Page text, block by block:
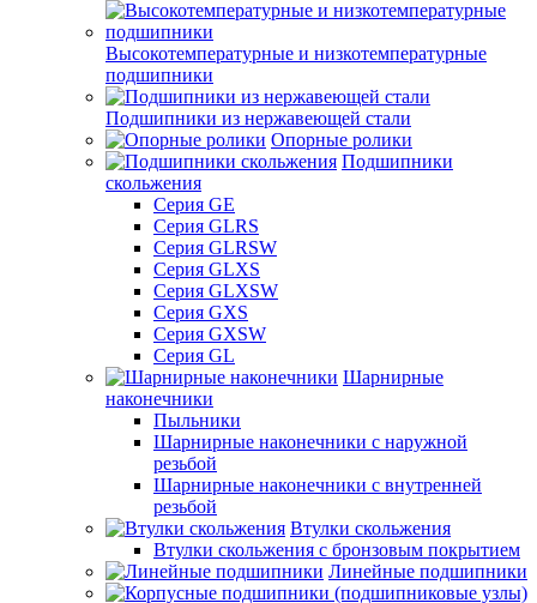
Высокотемпературные и низкотемпературные
подшипники
Подшипники из нержавеющей стали
Опорные ролики
Подшипники
скольжения
Серия GE
Серия GLRS
Серия GLRSW
Серия GLXS
Серия GLXSW
Серия GXS
Серия GXSW
Серия GL
Шарнирные
наконечники
Пыльники
Шарнирные наконечники с наружной
резьбой
Шарнирные наконечники с внутренней
резьбой
Втулки скольжения
Втулки скольжения с бронзовым покрытием
Линейные подшипники